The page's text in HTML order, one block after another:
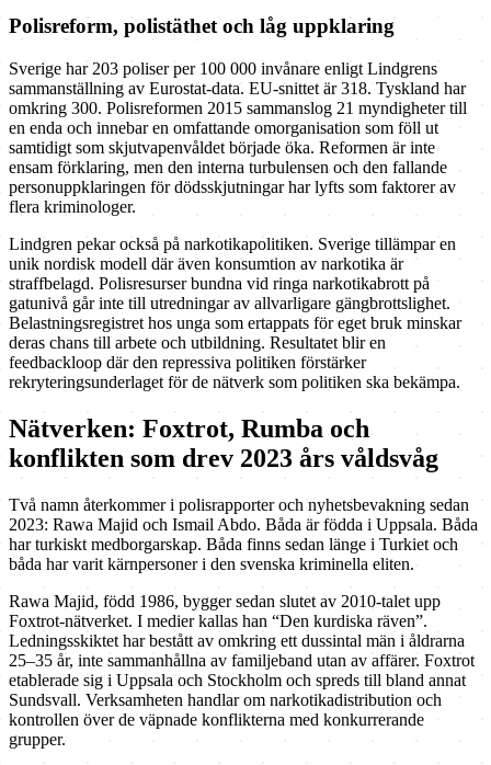
Polisreform, polistäthet och låg uppklaring
Sverige har 203 poliser per 100 000 invånare enligt Lindgrens
sammanställning av Eurostat-data. EU-snittet är 318. Tyskland har
omkring 300. Polisreformen 2015 sammanslog 21 myndigheter till
en enda och innebar en omfattande omorganisation som föll ut
samtidigt som skjutvapenvåldet började öka. Reformen är inte
ensam förklaring, men den interna turbulensen och den fallande
personuppklaringen för dödsskjutningar har lyfts som faktorer av
flera kriminologer.
Lindgren pekar också på narkotikapolitiken. Sverige tillämpar en
unik nordisk modell där även konsumtion av narkotika är
straffbelagd. Polisresurser bundna vid ringa narkotikabrott på
gatunivå går inte till utredningar av allvarligare gängbrottslighet.
Belastningsregistret hos unga som ertappats för eget bruk minskar
deras chans till arbete och utbildning. Resultatet blir en
feedbackloop där den repressiva politiken förstärker
rekryteringsunderlaget för de nätverk som politiken ska bekämpa.
Nätverken: Foxtrot, Rumba och
konflikten som drev 2023 års våldsvåg
Två namn återkommer i polisrapporter och nyhetsbevakning sedan
2023: Rawa Majid och Ismail Abdo. Båda är födda i Uppsala. Båda
har turkiskt medborgarskap. Båda finns sedan länge i Turkiet och
båda har varit kärnpersoner i den svenska kriminella eliten.
Rawa Majid, född 1986, bygger sedan slutet av 2010-talet upp
Foxtrot-nätverket. I medier kallas han “Den kurdiska räven”.
Ledningsskiktet har bestått av omkring ett dussintal män i åldrarna
25–35 år, inte sammanhållna av familjeband utan av affärer. Foxtrot
etablerade sig i Uppsala och Stockholm och spreds till bland annat
Sundsvall. Verksamheten handlar om narkotikadistribution och
kontrollen över de väpnade konflikterna med konkurrerande
grupper.